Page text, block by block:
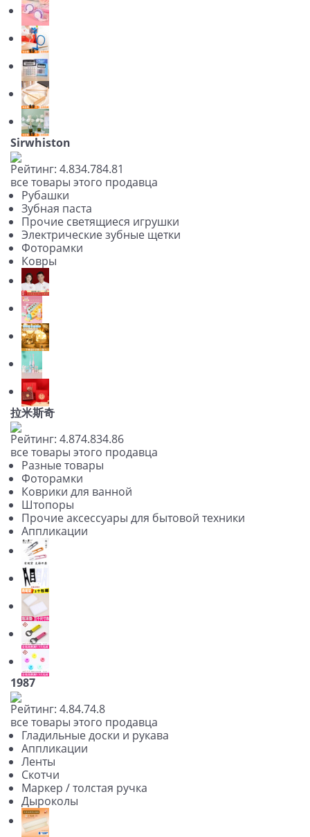
Sirwhiston
Рейтинг: 4.834.784.81
все товары этого продавца
Рубашки
Зубная паста
Прочие светящиеся игрушки
Электрические зубные щетки
Фоторамки
Ковры
拉米斯奇
Рейтинг: 4.874.834.86
все товары этого продавца
Разные товары
Фоторамки
Коврики для ванной
Штопоры
Прочие аксессуары для бытовой техники
Аппликации
1987
Рейтинг: 4.84.74.8
все товары этого продавца
Гладильные доски и рукава
Аппликации
Ленты
Скотчи
Маркер / толстая ручка
Дыроколы